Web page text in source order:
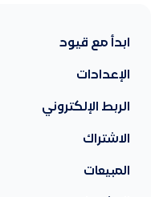
ابدأ مع قيود
الإعدادات
الربط الإلكتروني
الاشتراك
المبيعات